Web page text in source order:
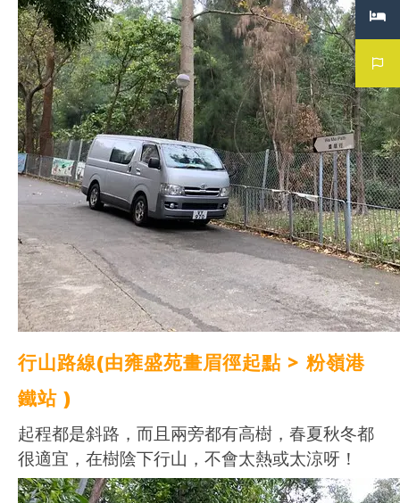
行山路線(由雍盛苑畫眉徑起點 > 粉嶺港
鐵站 )
起程都是斜路，而且兩旁都有高樹，春夏秋冬都
很適宜，在樹陰下行山，不會太熱或太涼呀！